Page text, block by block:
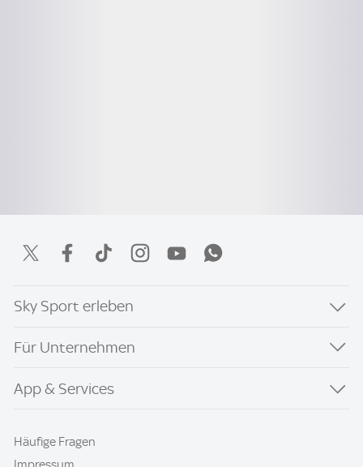
Sky Sport erleben
Für Unternehmen
App & Services
Häufige Fragen